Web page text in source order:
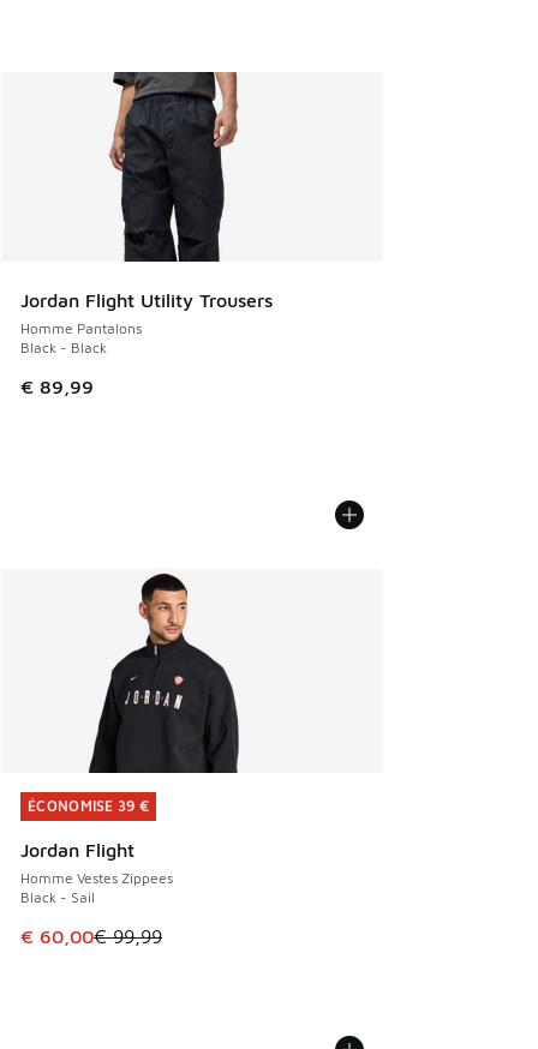
Jordan Flight Utility Trousers
Homme Pantalons
Black - Black
€ 89,99
ÉCONOMISE 39 €
Jordan Flight
Homme Vestes Zippees
Black - Sail
Cet article est en promotion. Prix en baisse de € 99,99 à
€ 60,00€ 99,99
ÉCONOMISE 39 €